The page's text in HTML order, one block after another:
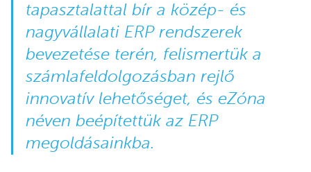
tapasztalattal bír a közép- és
nagyvállalati ERP rendszerek
bevezetése terén, felismertük a
számlafeldolgozásban rejlő
innovatív lehetőséget, és eZóna
néven beépítettük az ERP
megoldásainkba.